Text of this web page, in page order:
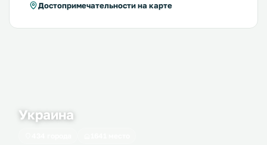
Достопримечательности на карте
Украина